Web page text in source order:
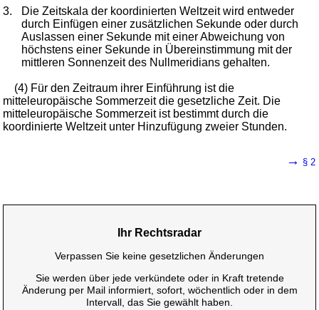
3.
Die Zeitskala der koordinierten Weltzeit wird entweder
durch Einfügen einer zusätzlichen Sekunde oder durch
Auslassen einer Sekunde mit einer Abweichung von
höchstens einer Sekunde in Übereinstimmung mit der
mittleren Sonnenzeit des Nullmeridians gehalten.
(4) Für den Zeitraum ihrer Einführung ist die
mitteleuropäische Sommerzeit die gesetzliche Zeit. Die
mitteleuropäische Sommerzeit ist bestimmt durch die
koordinierte Weltzeit unter Hinzufügung zweier Stunden.
→ § 2
Ihr Rechtsradar
Verpassen Sie keine gesetzlichen Änderungen
Sie werden über jede verkündete oder in Kraft tretende
Änderung per Mail informiert, sofort, wöchentlich oder in dem
Intervall, das Sie gewählt haben.